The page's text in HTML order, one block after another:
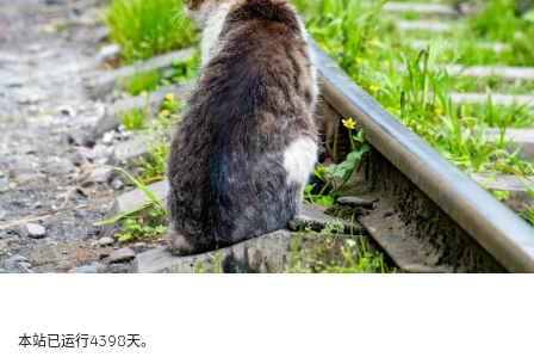
本站已运行4398天。